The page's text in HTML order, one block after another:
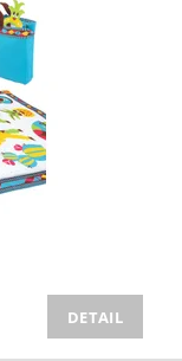
DETAIL